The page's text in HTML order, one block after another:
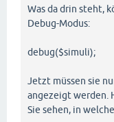
Was da drin steht,
Debug-Modus:
debug($simuli);
Jetzt müssen sie
angezeigt werden.
Sie sehen, in